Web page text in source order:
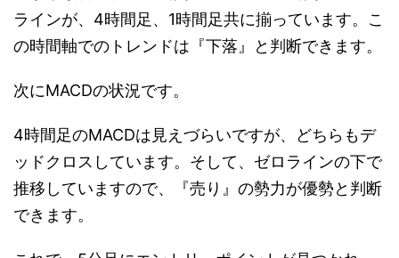
ラインが、4時間足、1時間足共に揃っています。こ
の時間軸でのトレンドは『下落』と判断できます。
次にMACDの状況です。
4時間足のMACDは見えづらいですが、どちらもデ
ッドクロスしています。そして、ゼロラインの下で
推移していますので、『売り』の勢力が優勢と判断
できます。